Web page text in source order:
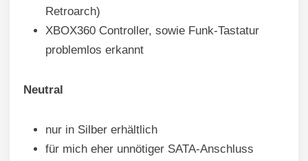
Retroarch)
XBOX360 Controller, sowie Funk-Tastatur
problemlos erkannt
Neutral
nur in Silber erhältlich
für mich eher unnötiger SATA-Anschluss